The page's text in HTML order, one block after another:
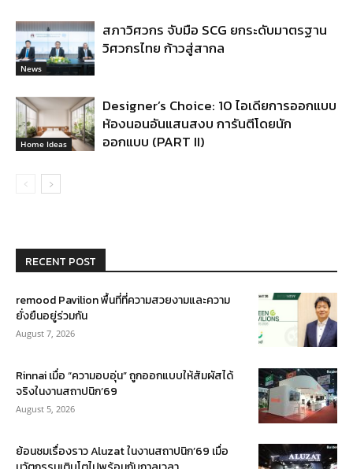
News
สภาวิศวกร จับมือ SCG ยกระดับมาตรฐาน
วิศวกรไทย ก้าวสู่สากล
Home Ideas
Designer’s Choice: 10 ไอเดียการออกแบบ
ห้องนอนอันแสนสงบ การันตีโดยนัก
ออกแบบ (PART II)
RECENT POST
remood Pavilion พื้นที่ที่ความสวยงามและความ
ยั่งยืนอยู่ร่วมกัน
August 7, 2026
Rinnai เมื่อ “ความอบอุ่น” ถูกออกแบบให้สัมผัสได้
จริงในงานสถาปนิก’69
August 5, 2026
ย้อนชมเรื่องราว Aluzat ในงานสถาปนิก’69 เมื่อ